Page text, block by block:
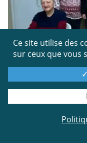
FESTIVITÉS
Vendredi 12 Janvier
'association
Le bureau a été
Ce site utilise des
sur ceux que vous